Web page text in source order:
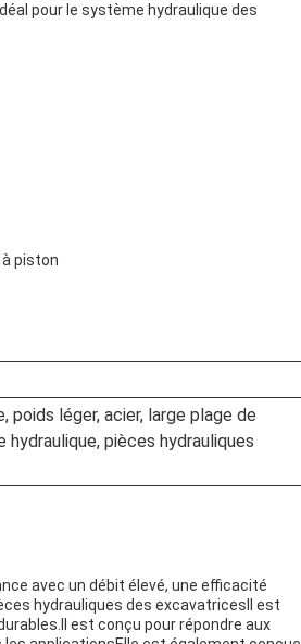
pour le système hydraulique des
piston
poids léger, acier, large plage de
pièces hydrauliques
avec un débit élevé, une efficacité
hydrauliques des excavatricesIl est
est conçu pour répondre aux